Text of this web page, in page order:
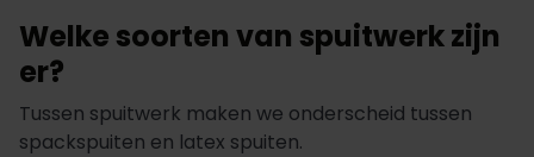
Welke soorten van spuitwerk zijn
er?
Tussen spuitwerk maken we onderscheid tussen
spackspuiten en latex spuiten.